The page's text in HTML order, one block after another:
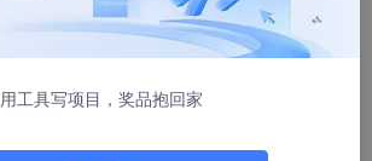
试了三个backbone LLM:GLM-4、GPT-4
最后一个的性能真的太漂亮了。
//gi thub.com/YuxingLu613/
用工具写项目，奖品抱回家